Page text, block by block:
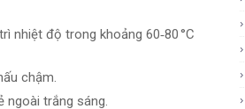
nhiệt độ trong khoảng 60‑80 °C
chậm.
ngoài trắng sáng.